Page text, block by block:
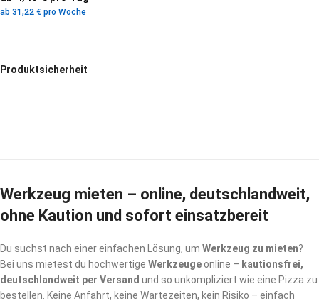
ab 31,22 € pro Woche
Produktsicherheit
Werkzeug mieten – online, deutschlandweit,
ohne Kaution und sofort einsatzbereit
Du suchst nach einer einfachen Lösung, um Werkzeug zu mieten?
Bei uns mietest du hochwertige Werkzeuge online – kautionsfrei,
deutschlandweit per Versand und so unkompliziert wie eine Pizza zu
bestellen. Keine Anfahrt, keine Wartezeiten, kein Risiko – einfach